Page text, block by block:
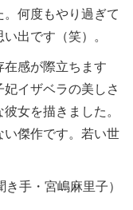
。何度もやり過ぎて
出です（笑）。
感が際立ちます
イザベラの美しさ
女を描きました。
い傑作です。若い世
き手・宮嶋麻里子）